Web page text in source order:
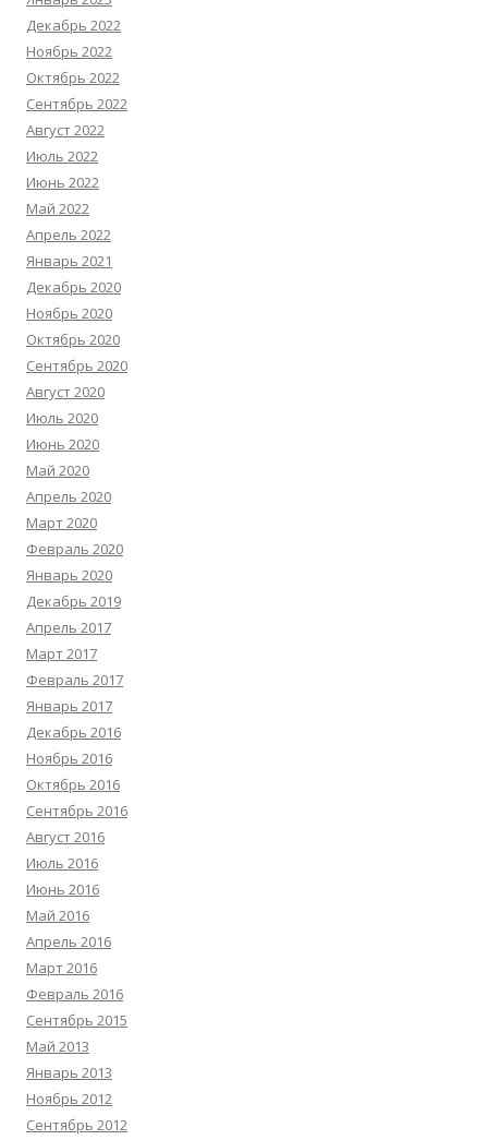
Декабрь 2022
Ноябрь 2022
Октябрь 2022
Сентябрь 2022
Август 2022
Июль 2022
Июнь 2022
Май 2022
Апрель 2022
Январь 2021
Декабрь 2020
Ноябрь 2020
Октябрь 2020
Сентябрь 2020
Август 2020
Июль 2020
Июнь 2020
Май 2020
Апрель 2020
Март 2020
Февраль 2020
Январь 2020
Декабрь 2019
Апрель 2017
Март 2017
Февраль 2017
Январь 2017
Декабрь 2016
Ноябрь 2016
Октябрь 2016
Сентябрь 2016
Август 2016
Июль 2016
Июнь 2016
Май 2016
Апрель 2016
Март 2016
Февраль 2016
Сентябрь 2015
Май 2013
Январь 2013
Ноябрь 2012
Сентябрь 2012